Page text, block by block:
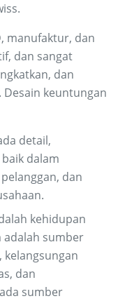
manufaktur, dan
dan sangat
dan
keuntungan
detail,
dalam
dan
kehidupan
adalah sumber
dan
sumber